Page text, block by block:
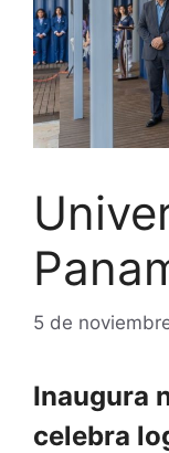
5 de
Inaugura
celebra